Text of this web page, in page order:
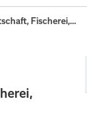
Fischerei,...